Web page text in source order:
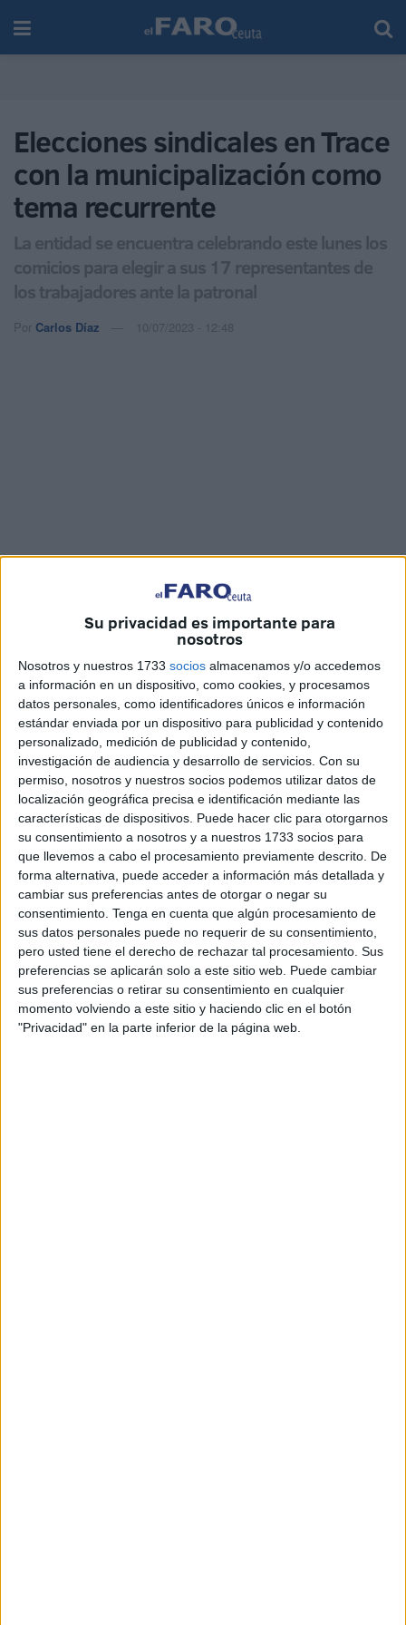
Su privacidad es importante para
nosotros
Nosotros y nuestros 1733 socios almacenamos y/o accedemos
a información en un dispositivo, como cookies, y procesamos
datos personales, como identificadores únicos e información
estándar enviada por un dispositivo para publicidad y contenido
personalizado, medición de publicidad y contenido,
investigación de audiencia y desarrollo de servicios. Con su
permiso, nosotros y nuestros socios podemos utilizar datos de
localización geográfica precisa e identificación mediante las
características de dispositivos. Puede hacer clic para otorgarnos
su consentimiento a nosotros y a nuestros 1733 socios para
que llevemos a cabo el procesamiento previamente descrito. De
forma alternativa, puede acceder a información más detallada y
cambiar sus preferencias antes de otorgar o negar su
consentimiento. Tenga en cuenta que algún procesamiento de
sus datos personales puede no requerir de su consentimiento,
pero usted tiene el derecho de rechazar tal procesamiento. Sus
preferencias se aplicarán solo a este sitio web. Puede cambiar
sus preferencias o retirar su consentimiento en cualquier
momento volviendo a este sitio y haciendo clic en el botón
"Privacidad" en la parte inferior de la página web.
Elecciones sindicales en Trace
con la municipalización como
tema recurrente
La entidad se encuentra celebrando este lunes los
comicios para elegir a sus 17 representantes de
los trabajadores ante la patronal
Por Carlos Díaz 10/07/2023 - 12:48
Trace se encuentra celebrando durante este lunes las
elecciones sindicales de la entidad en la que cinco
formaciones lucharán por liderar el comité de empresa y
obtener la máxima representación posible en los 17
puestos del grupo. El lugar elegido para llevar a cabo la
actividad en Ceuta ha sido la sede del organismo en
Benzú.
Más de 500 son los trabajadores llamados a las urnas y
que, por lo tanto, tendrán que decidir quienes serán sus
representantes ande la patronal durante los próximos
años. El abanico de posibilidades se abre con respecto a
las últimas elecciones ya que son 5 los sindicatos que se
presentan:CCOO ,UGT,CSIF, UNT y Solidaridad.
A las 10.00 horas han dado comienzo unos comicios que